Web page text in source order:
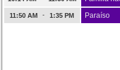
11:50 AM - 1:35 PM Paraíso